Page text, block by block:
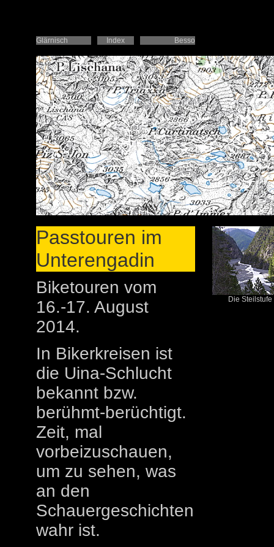
Glärnisch Index Besso
Passtouren im
Unterengadin
Die Steilstufe
Biketouren vom
16.-17. August
2014.
In Bikerkreisen ist
die Uina-Schlucht
bekannt bzw.
berühmt-berüchtigt.
Zeit, mal
vorbeizuschauen,
um zu sehen, was
an den
Schauergeschichten
wahr ist.